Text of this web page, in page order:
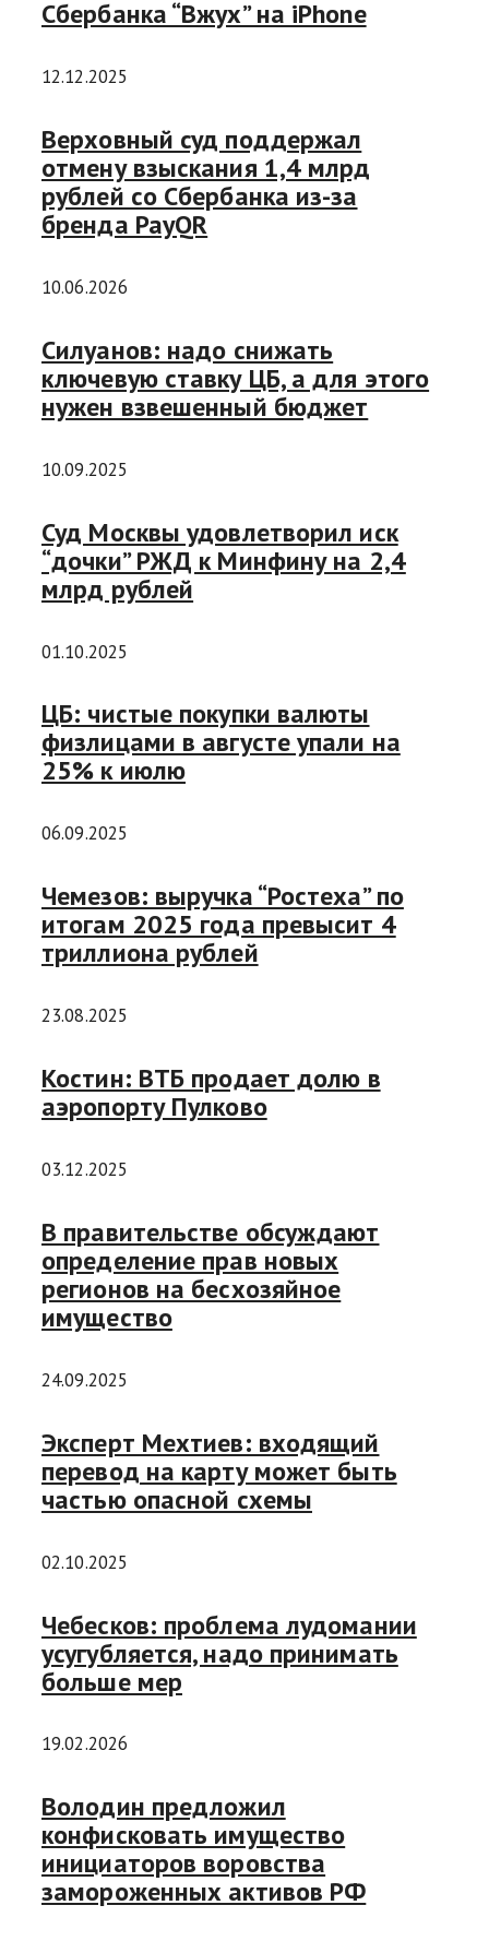
Сбербанка “Вжух” на iPhone
12.12.2025
Верховный суд поддержал
отмену взыскания 1,4 млрд
рублей со Сбербанка из-за
бренда PayQR
10.06.2026
Силуанов: надо снижать
ключевую ставку ЦБ, а для этого
нужен взвешенный бюджет
10.09.2025
Суд Москвы удовлетворил иск
“дочки” РЖД к Минфину на 2,4
млрд рублей
01.10.2025
ЦБ: чистые покупки валюты
физлицами в августе упали на
25% к июлю
06.09.2025
Чемезов: выручка “Ростеха” по
итогам 2025 года превысит 4
триллиона рублей
23.08.2025
Костин: ВТБ продает долю в
аэропорту Пулково
03.12.2025
В правительстве обсуждают
определение прав новых
регионов на бесхозяйное
имущество
24.09.2025
Эксперт Мехтиев: входящий
перевод на карту может быть
частью опасной схемы
02.10.2025
Чебесков: проблема лудомании
усугубляется, надо принимать
больше мер
19.02.2026
Володин предложил
конфисковать имущество
инициаторов воровства
замороженных активов РФ